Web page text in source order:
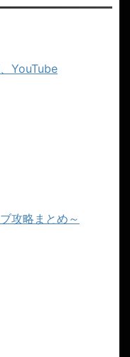
YouTube
攻略まとめ～